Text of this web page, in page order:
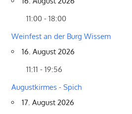
11:00 - 18:00
Weinfest an der Burg Wissem
16. August 2026
11:11 - 19:56
Augustkirmes - Spich
17. August 2026